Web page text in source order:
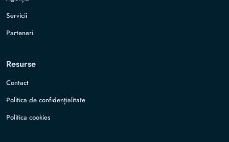
Servicii
Parteneri
Resurse
Contact
Politica de confidențialitate
Politica cookies